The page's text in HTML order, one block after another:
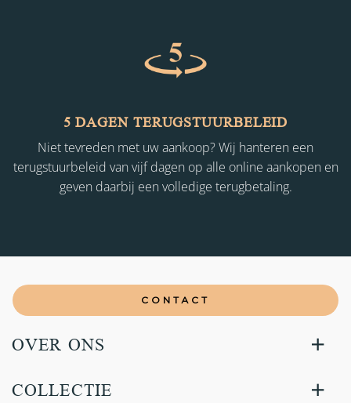
5 DAGEN TERUGSTUURBELEID
Niet tevreden met uw aankoop? Wij hanteren een
terugstuurbeleid van vijf dagen op alle online aankopen en
geven daarbij een volledige terugbetaling.
CONTACT
OVER ONS
COLLECTIE